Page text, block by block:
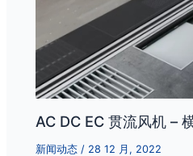
AC DC EC 贯流风机 –
新闻动态 / 28 12 月, 2022